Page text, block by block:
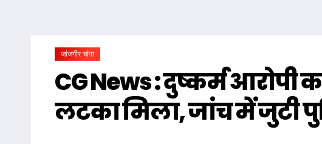
जांजगीर चांपा
CG News : दुष्कर्म
लटका मिला, जांच में जुटी